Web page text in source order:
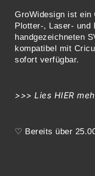
GroWidesign ist ein
Plotter-, Laser- und
handgezeichneten
kompatibel mit
sofort verfügbar.
>>> Lies HIER
♡ Bereits über